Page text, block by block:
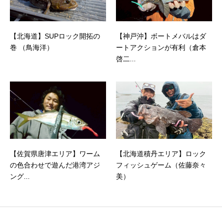
【北海道】SUPロック開拓の
巻 （鳥海洋）
【神戸沖】ボートメバルはダ
ートアクションが有利（倉本
啓二...
【佐賀県唐津エリア】ワーム
の色合わせで遊んだ港湾アジ
ング...
【北海道積丹エリア】ロック
フィッシュゲーム（佐藤奈々
美）